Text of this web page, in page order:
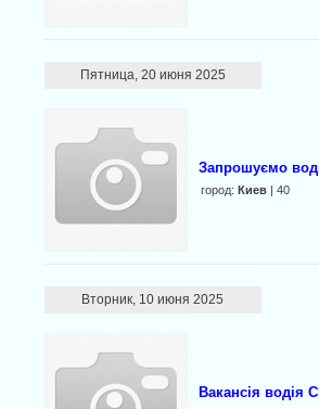
Пятница, 20 июня 2025
Запрошуємо
город: Киев| 40
Вторник, 10 июня 2025
Вакансія водія